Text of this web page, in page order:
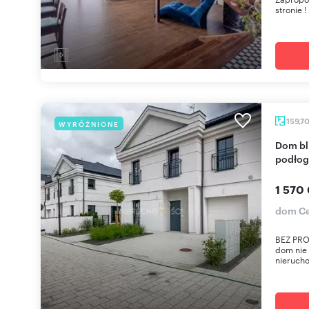
stronie
WYRÓŻNIONE
Dom bliźniaczy premium z ogrzewaniem
1 570
dom
BEZ
dom nie